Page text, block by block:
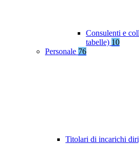
Consulenti e
tabelle) 10
Personale 76
Titolari di incarichi